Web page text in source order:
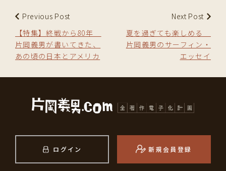
Previous Post
【特集】終戦から80年
片岡義男が書いてきた、
あの頃の日本とアメリカ
Next Post
夏を過ぎても楽しめる
片岡義男のサーフィン・
エッセイ
ログイン 新規会員登録